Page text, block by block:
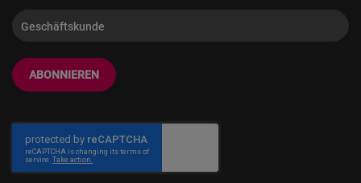
ABONNIEREN